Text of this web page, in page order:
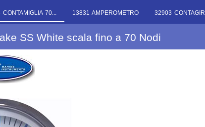
CONTAMIGLIA 70... 13831 AMPEROMETRO 32903 CONTAGIRI
SS White scala fino a 70 Nodi